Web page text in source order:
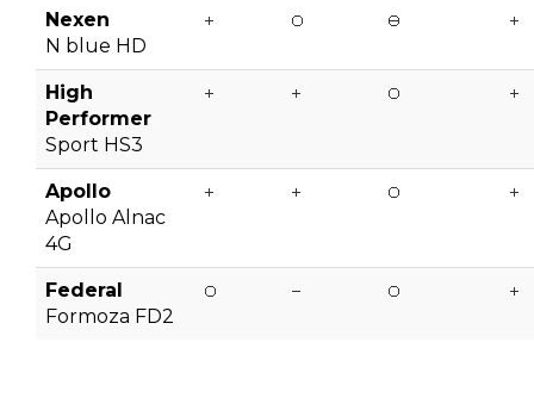
Nexen
N blue HD
High
Performer
Sport HS3
Apollo
Apollo Alnac
4G
Federal
Formoza FD2